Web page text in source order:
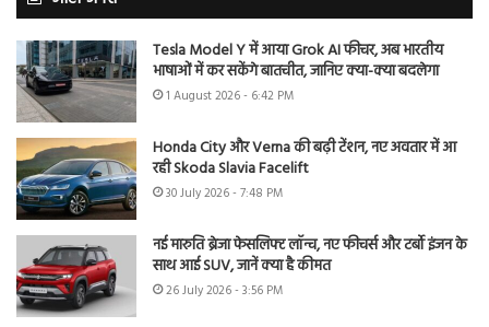
Tesla Model Y में आया Grok AI फीचर, अब भारतीय
भाषाओं में कर सकेंगे बातचीत, जानिए क्या-क्या बदलेगा
1 August 2026 - 6:42 PM
Honda City और Verna की बढ़ी टेंशन, नए अवतार में आ
रही Skoda Slavia Facelift
30 July 2026 - 7:48 PM
नई मारुति ब्रेजा फेसलिफ्ट लॉन्च, नए फीचर्स और टर्बो इंजन के
साथ आई SUV, जानें क्या है कीमत
26 July 2026 - 3:56 PM